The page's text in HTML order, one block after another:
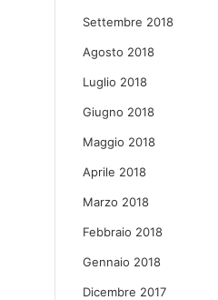
Settembre 2018
Agosto 2018
Luglio 2018
Giugno 2018
Maggio 2018
Aprile 2018
Marzo 2018
Febbraio 2018
Gennaio 2018
Dicembre 2017